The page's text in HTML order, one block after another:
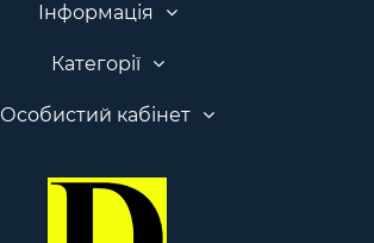
Інформація
Категорії
Особистий кабінет